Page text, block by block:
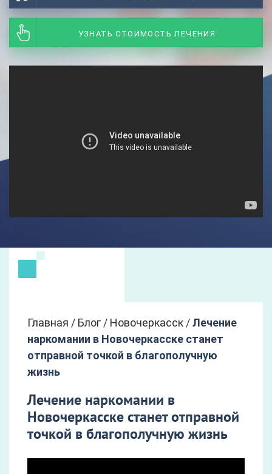
УЗНАТЬ СТОИМОСТЬ ЛЕЧЕНИЯ
Главная / Блог / Новочеркасск /Лечение
наркомании в Новочеркасске станет
отправной точкой в благополучную
жизнь
Лечение наркомании в
Новочеркасске станет отправной
точкой в благополучную жизнь